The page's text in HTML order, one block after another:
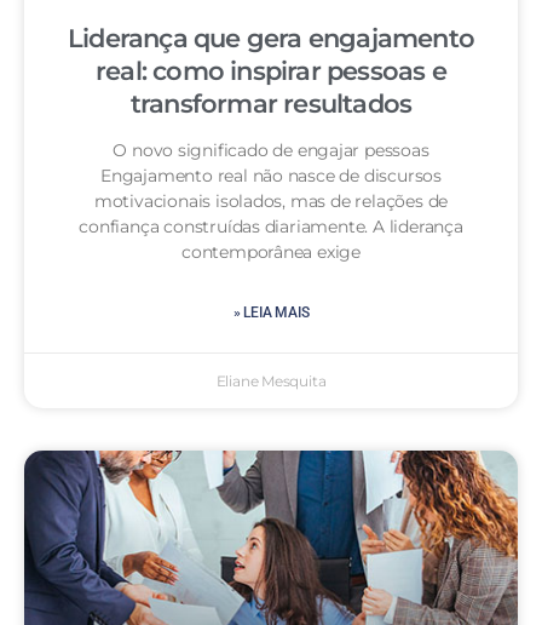
Liderança que gera engajamento
real: como inspirar pessoas e
transformar resultados
O novo significado de engajar pessoas
Engajamento real não nasce de discursos
motivacionais isolados, mas de relações de
confiança construídas diariamente. A liderança
contemporânea exige
» LEIA MAIS
Eliane Mesquita